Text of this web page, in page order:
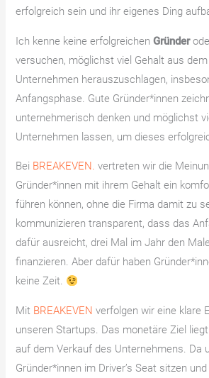
erfolgreich sein und ihr eigenes Ding
Ich kenne keine erfolgreichenGründer
versuchen, möglichst viel Gehalt aus
Unternehmen herauszuschlagen,
Anfangsphase. Gute Gründer*innen
unternehmerisch denken und möglichst
Unternehmen lassen, um dieses
Bei BREAKEVEN. vertreten wir die
Gründer*innen mit ihrem Gehalt ein
führen können, ohne die Firma damit zu
kommunizieren transparent, dass das
dafür ausreicht, drei Mal im Jahr den
finanzieren. Aber dafür haben
keine Zeit.
Mit BREAKEVEN verfolgen wir eine klare
unseren Startups. Das monetäre Ziel
auf dem Verkauf des Unternehmens. Da
Gründer*innen im Driver’s Seat sitzen